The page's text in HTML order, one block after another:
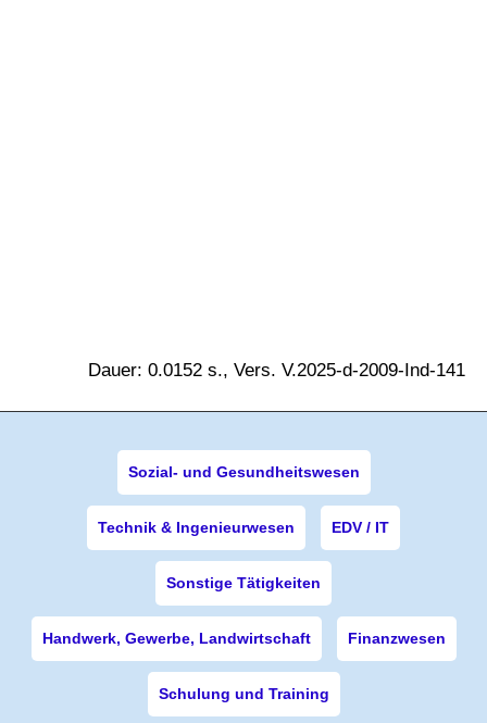
Dauer: 0.0152 s., Vers. V.2025-d-2009-Ind-141
Sozial- und Gesundheitswesen
Technik & Ingenieurwesen EDV / IT
Sonstige Tätigkeiten
Handwerk, Gewerbe, Landwirtschaft Finanzwesen
Schulung und Training